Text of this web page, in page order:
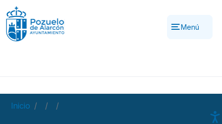
Pasar al contenido principal
Menú
Inicio